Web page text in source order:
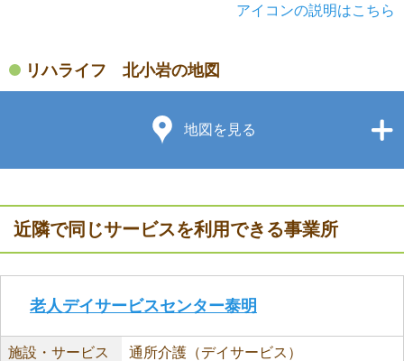
アイコンの説明はこちら
リハライフ 北小岩の地図
地図を見る
近隣で同じサービスを利用できる事業所
老人デイサービスセンター泰明
施設・サービス 通所介護（デイサービス）